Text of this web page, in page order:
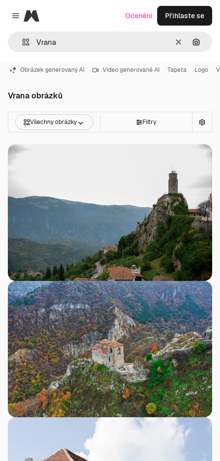
Close menu
Magnific
ZrušitHledat
Ocenění Přihlaste se
Obrázek generovaný AI Video generované AI Tapeta Logo
Vrana obrázků
Všechny obrázky Filtry